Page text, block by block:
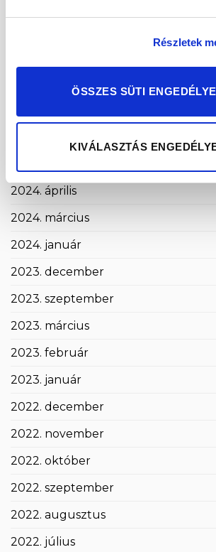
Részletek
ÖSSZES SÜTI
KIVÁLASZTÁS
2024. november
2024. szeptember
2024. április
2024. március
2024. január
2023. december
2023. szeptember
2023. március
2023. február
2023. január
2022. december
2022. november
2022. október
2022. szeptember
2022. augusztus
2022. július